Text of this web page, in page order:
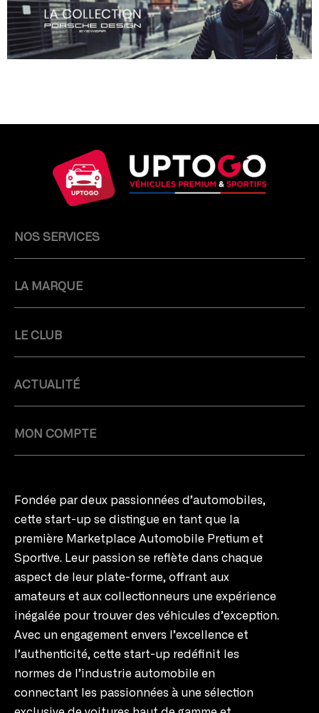
NOS SERVICES
LA MARQUE
LE CLUB
ACTUALITÉ
MON COMPTE
Fondée par deux passionnées d’automobiles,
cette start-up se distingue en tant que la
première Marketplace Automobile Pretium et
Sportive. Leur passion se reflète dans chaque
aspect de leur plate-forme, offrant aux
amateurs et aux collectionneurs une expérience
inégalée pour trouver des véhicules d’exception.
Avec un engagement envers l’excellence et
l’authenticité, cette start-up redéfinit les
normes de l’industrie automobile en
connectant les passionnées à une sélection